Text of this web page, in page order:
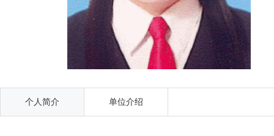
个人简介 单位介绍